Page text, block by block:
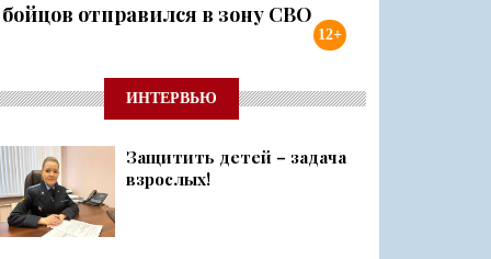
отправился в зону СВО
к новому учебному году
о 500 днях стойкости и бое...
район
12+
ИНТЕРВЬЮ
Защитить детей – задача
взрослых!